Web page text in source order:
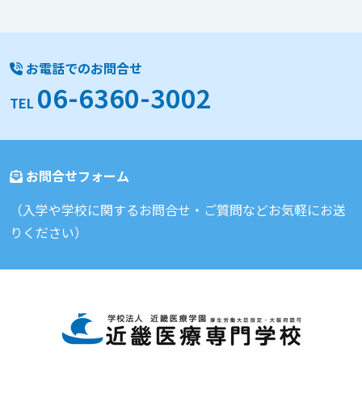
お電話でのお問合せ
TEL 06-6360-3002
お問合せフォーム
（入学や学校に関するお問合せ・ご質問などお気軽にお送
りください）